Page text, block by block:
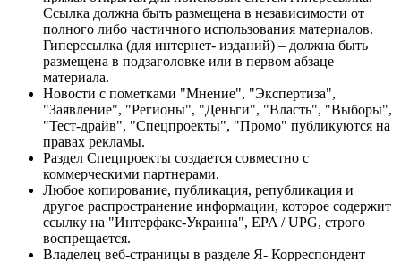
Ссылка должна быть размещена в независимости от
полного либо частичного использования материалов.
Гиперссылка (для интернет- изданий) – должна быть
размещена в подзаголовке или в первом абзаце
материала.
Новости с пометками "Мнение", "Экспертиза",
"Заявление", "Регионы", "Деньги", "Власть", "Выборы",
"Тест-драйв", "Спецпроекты", "Промо" публикуются на
правах рекламы.
Раздел Спецпроекты создается совместно с
коммерческими партнерами.
Любое копирование, публикация, републикация и
другое распространение информации, которое содержит
ссылку на "Интерфакс-Украина", EPA / UPG, строго
воспрещается.
Владелец веб-страницы в разделе Я- Корреспондент